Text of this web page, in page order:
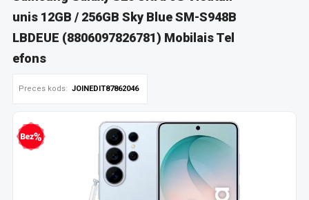
unis 12GB / 256GB Sky Blue SM-S948B
LBDEUE (8806097826781) Mobilais Tel
efons
Preces kods: JOINEDIT87862046
kredīts